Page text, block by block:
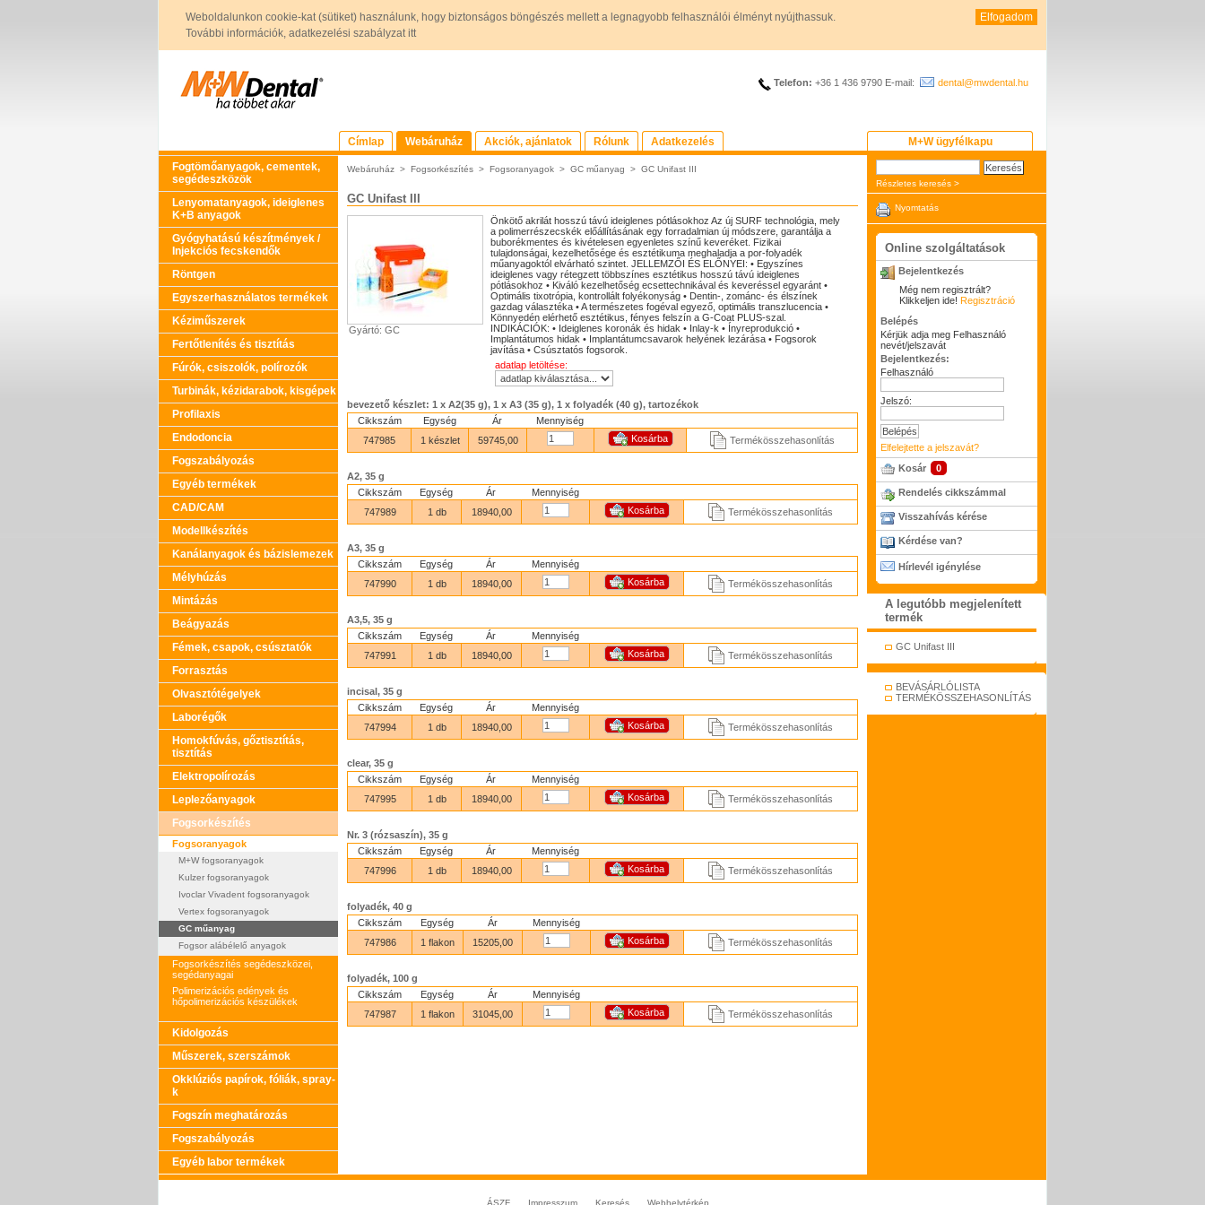
Weboldalunkon cookie-kat (sütiket) használunk, hogy biztonságos böngészés mellett a legnagyobb felhasználói élményt nyújthassuk.
További információk, adatkezelési szabályzat itt
Elfogadom
Telefon: +36 1 436 9790 E-mail: dental@mwdental.hu
Címlap Webáruház Akciók, ajánlatok Rólunk Adatkezelés
M+W ügyfélkapu
Fogtömőanyagok, cementek,
segédeszközök
Lenyomatanyagok, ideiglenes
K+B anyagok
Gyógyhatású készítmények /
Injekciós fecskendők
Röntgen
Egyszerhasználatos termékek
Kéziműszerek
Fertőtlenítés és tisztítás
Fúrók, csiszolók, polírozók
Turbinák, kézidarabok, kisgépek
Profilaxis
Endodoncia
Fogszabályozás
Egyéb termékek
CAD/CAM
Modellkészítés
Kanálanyagok és bázislemezek
Mélyhúzás
Mintázás
Beágyazás
Fémek, csapok, csúsztatók
Forrasztás
Olvasztótégelyek
Laborégők
Homokfúvás, gőztisztítás,
tisztítás
Elektropolírozás
Leplezőanyagok
Fogsorkészítés
Fogsoranyagok
M+W fogsoranyagok
Kulzer fogsoranyagok
Ivoclar Vivadent fogsoranyagok
Vertex fogsoranyagok
GC műanyag
Fogsor alábélelő anyagok
Fogsorkészítés segédeszközei,
segédanyagai
Polimerizációs edények és
hőpolimerizációs készülékek
Kidolgozás
Műszerek, szerszámok
Okklúziós papírok, fóliák, spray-
k
Fogszín meghatározás
Fogszabályozás
Egyéb labor termékek
Webáruház > Fogsorkészítés > Fogsoranyagok > GC műanyag > GC Unifast III
GC Unifast III
Gyártó: GC
Önkötő akrilát hosszú távú ideiglenes pótlásokhoz Az új SURF technológia, mely
a polimerrészecskék előállításának egy forradalmian új módszere, garantálja a
buborékmentes és kivételesen egyenletes színű keveréket. Fizikai
tulajdonságai, kezelhetősége és esztétikuma meghaladja a por-folyadék
műanyagoktól elvárható szintet. JELLEMZŐI ÉS ELŐNYEI: • Egyszínes
ideiglenes vagy rétegzett többszínes esztétikus hosszú távú ideiglenes
pótlásokhoz • Kiváló kezelhetőség ecsettechnikával és keveréssel egyaránt •
Optimális tixotrópia, kontrollált folyékonyság • Dentin-, zománc- és élszínek
gazdag választéka • A természetes fogéval egyező, optimális transzlucencia •
Könnyedén elérhető esztétikus, fényes felszín a G-Coat PLUS-szal.
INDIKÁCIÓK: • Ideiglenes koronák és hidak • Inlay-k • Ínyreprodukció •
Implantátumos hidak • Implantátumcsavarok helyének lezárása • Fogsorok
javítása • Csúsztatós fogsorok.
adatlap letöltése:
bevezető készlet: 1 x A2(35 g), 1 x A3 (35 g), 1 x folyadék (40 g), tartozékok
Cikkszám
Egység Ár
Mennyiség
747985
1 készlet 59745,00 Termékösszehasonlítás
A2, 35 g
Cikkszám
Egység Ár
Mennyiség
747989
1 db 18940,00 Termékösszehasonlítás
A3, 35 g
Cikkszám
Egység Ár
Mennyiség
747990
1 db 18940,00 Termékösszehasonlítás
A3,5, 35 g
Cikkszám
Egység Ár
Mennyiség
747991
1 db 18940,00 Termékösszehasonlítás
incisal, 35 g
Cikkszám
Egység Ár
Mennyiség
747994
1 db 18940,00 Termékösszehasonlítás
clear, 35 g
Cikkszám
Egység Ár
Mennyiség
747995
1 db 18940,00 Termékösszehasonlítás
Nr. 3 (rózsaszín), 35 g
Cikkszám
Egység Ár
Mennyiség
747996
1 db 18940,00 Termékösszehasonlítás
folyadék, 40 g
Cikkszám
Egység Ár
Mennyiség
747986
1 flakon 15205,00 Termékösszehasonlítás
folyadék, 100 g
Cikkszám
Egység Ár
Mennyiség
747987
1 flakon 31045,00 Termékösszehasonlítás
Részletes keresés >
Nyomtatás
Online szolgáltatások
Bejelentkezés
Még nem regisztrált?
Klikkeljen ide! Regisztráció
Belépés
Kérjük adja meg Felhasználó
nevét/jelszavát
Bejelentkezés:
Felhasználó
Jelszó:
Elfelejtette a jelszavát?
Kosár
0
Rendelés cikkszámmal
Visszahívás kérése
Kérdése van?
Hírlevél igénylése
A legutóbb megjelenített
termék
GC Unifast III
BEVÁSÁRLÓLISTA
TERMÉKÖSSZEHASONLÍTÁS
ÁSZF Impresszum Keresés Webhelytérkép